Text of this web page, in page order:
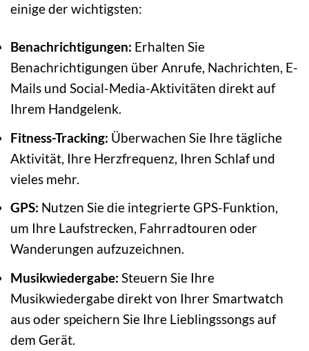
einige der wichtigsten:
Benachrichtigungen: Erhalten Sie
Benachrichtigungen über Anrufe, Nachrichten, E-
Mails und Social-Media-Aktivitäten direkt auf
Ihrem Handgelenk.
Fitness-Tracking: Überwachen Sie Ihre tägliche
Aktivität, Ihre Herzfrequenz, Ihren Schlaf und
vieles mehr.
GPS: Nutzen Sie die integrierte GPS-Funktion,
um Ihre Laufstrecken, Fahrradtouren oder
Wanderungen aufzuzeichnen.
Musikwiedergabe: Steuern Sie Ihre
Musikwiedergabe direkt von Ihrer Smartwatch
aus oder speichern Sie Ihre Lieblingssongs auf
dem Gerät.